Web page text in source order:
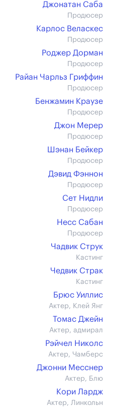
Джонатан Саба
Продюсер
Карлос Веласкес
Продюсер
Роджер Дорман
Продюсер
Райан Чарльз Гриффин
Продюсер
Бенжамин Краузе
Продюсер
Джон Мерер
Продюсер
Шэнан Бейкер
Продюсер
Дэвид Фэннон
Продюсер
Сет Нидли
Продюсер
Несс Сабан
Продюсер
Чадвик Струк
Кастинг
Чедвик Страк
Кастинг
Брюс Уиллис
Актер, Клей Янг
Томас Джейн
Актер, адмирал
Рэйчел Николс
Актер, Чамберс
Джонни Месснер
Актер, Блю
Кори Лардж
Актер, Линкольн